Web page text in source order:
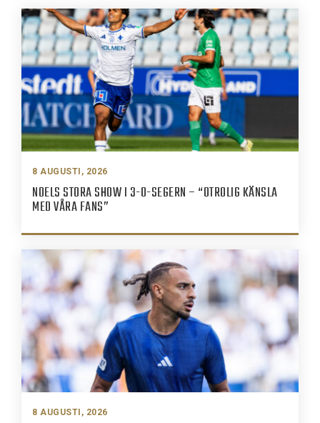
8 AUGUSTI, 2026
NOELS STORA SHOW I 3-0-SEGERN – “OTROLIG KÄNSLA
MED VÅRA FANS”
8 AUGUSTI, 2026